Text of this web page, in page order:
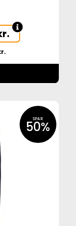
SPAR
50%